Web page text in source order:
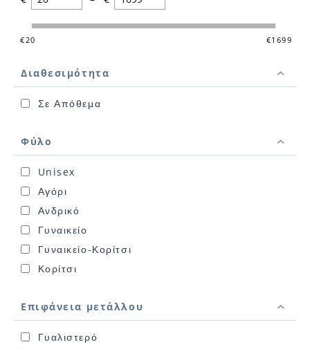
‎€20 ‎€1699
Διαθεσιμότητα
Σε Απόθεμα
Φύλο
Unisex
Αγόρι
Ανδρικό
Γυναικείο
Γυναικείο-Κορίτσι
Κορίτσι
Επιφάνεια μετάλλου
Γυαλιστερό